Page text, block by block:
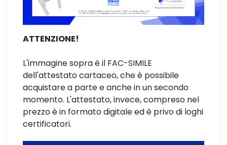
ATTENZIONE!
L'immagine sopra è il FAC-SIMILE
dell'attestato cartaceo, che è possibile
acquistare a parte e anche in un secondo
momento. L'attestato, invece, compreso nel
prezzo è in formato digitale ed è privo di loghi
certificatori.